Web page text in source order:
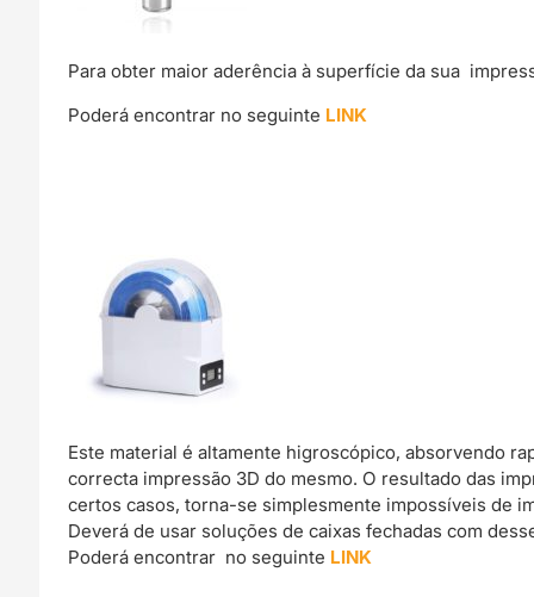
Para obter maior aderência à superfície da sua
Poderá encontrar no seguinte LINK
Este material é altamente higroscópico, absorvendo
correcta impressão 3D do mesmo. O resultado das
certos casos, torna-se simplesmente impossíveis de
Deverá de usar soluções de caixas fechadas com
Poderá encontrar no seguinte LINK